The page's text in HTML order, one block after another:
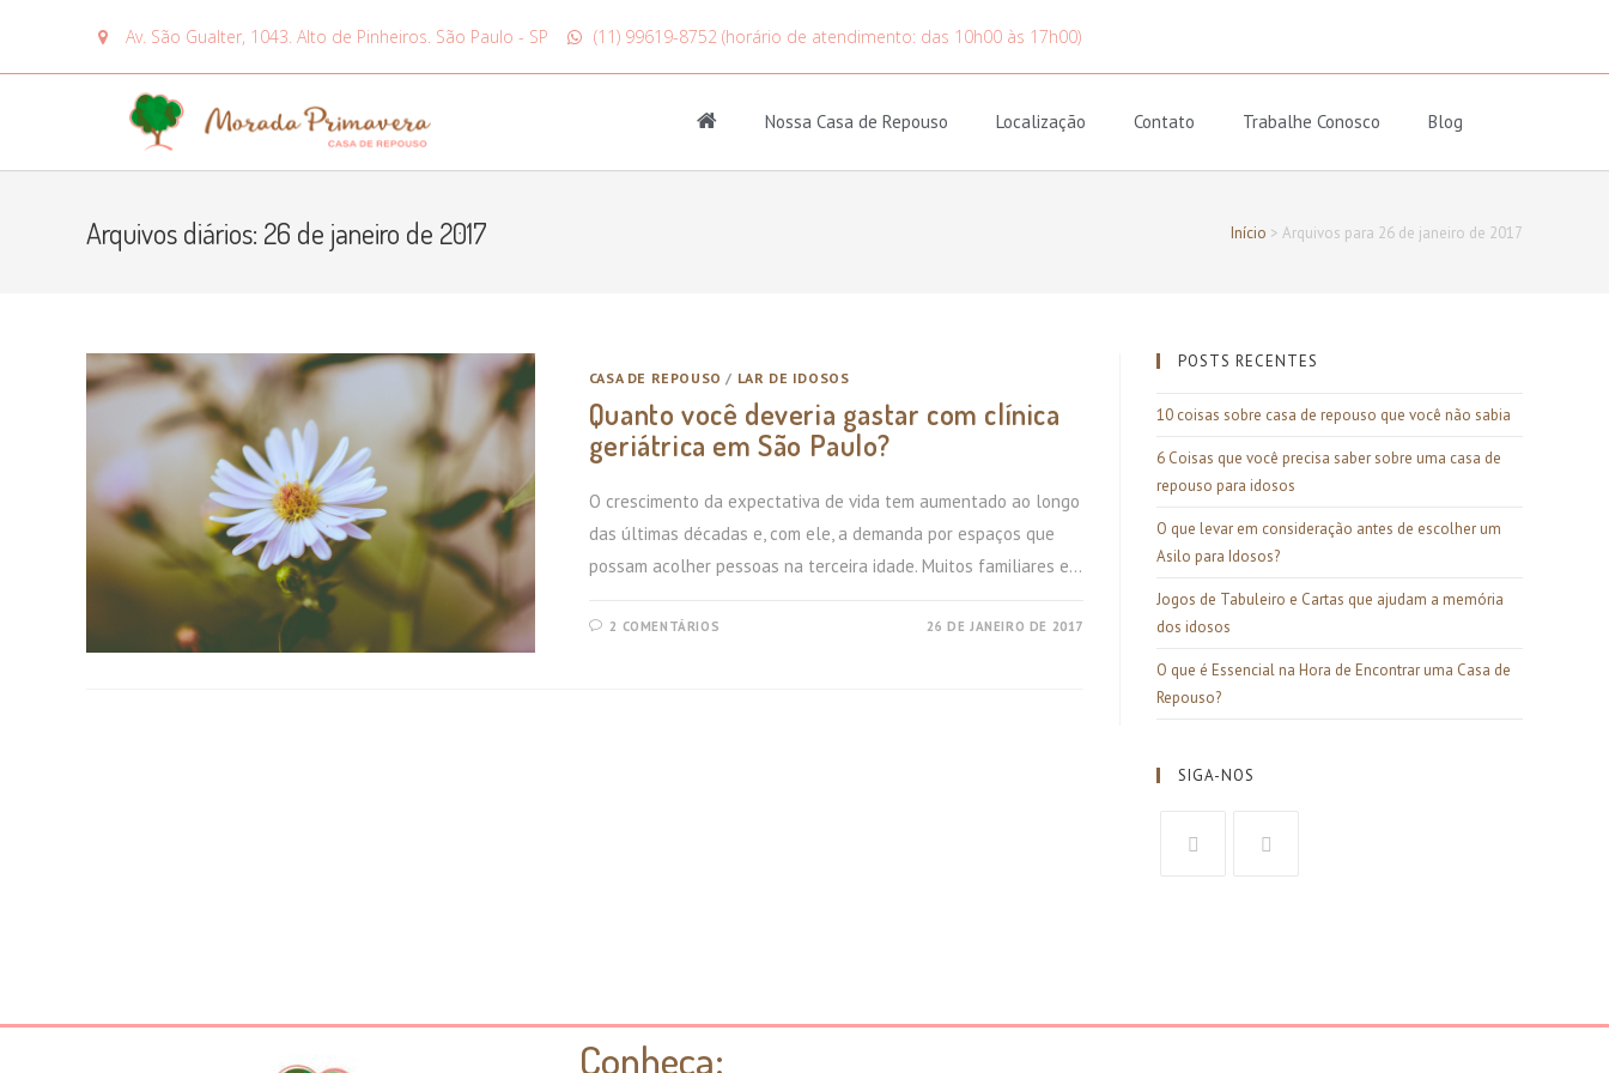
Av. São Gualter, 1043. Alto de Pinheiros. São Paulo - SP (11) 99619-8752 (horário de atendimento: das 10h00 às 17h00)
Nossa Casa de Repouso Localização Contato Trabalhe Conosco Blog
Arquivos diários: 26 de janeiro de 2017 Início > Arquivos para 26 de janeiro de 2017
CASA DE REPOUSO / LAR DE IDOSOS
Quanto você deveria gastar com clínica
geriátrica em São Paulo?
O crescimento da expectativa de vida tem aumentado ao longo
das últimas décadas e, com ele, a demanda por espaços que
possam acolher pessoas na terceira idade. Muitos familiares e…
2 COMENTÁRIOS 26 DE JANEIRO DE 2017
POSTS RECENTES
10 coisas sobre casa de repouso que você não sabia
6 Coisas que você precisa saber sobre uma casa de
repouso para idosos
O que levar em consideração antes de escolher um
Asilo para Idosos?
Jogos de Tabuleiro e Cartas que ajudam a memória
dos idosos
O que é Essencial na Hora de Encontrar uma Casa de
Repouso?
SIGA-NOS
Conheça: